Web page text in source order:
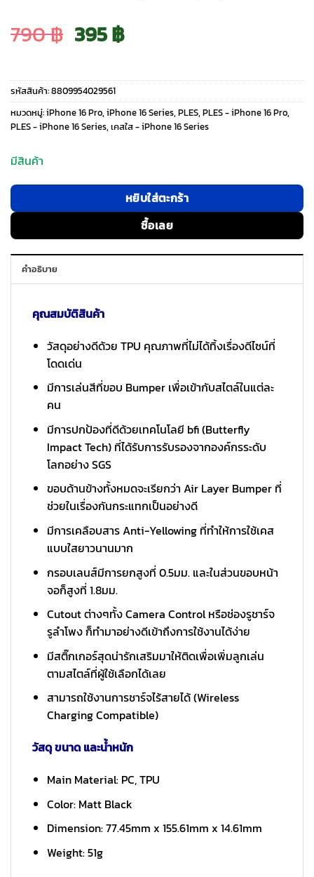
790฿ Original
price
was:
395฿Current
price
is:
รหัสสินค้า:8809954029561
หมวดหมู่:iPhone 16 Pro, iPhone 16 Series, PLES, PLES - iPhone 16 Pro,
PLES - iPhone 16 Series, เคสใส - iPhone 16 Series
มีสินค้า
หยิบใส่ตะกร้า
ซื้อเลย
คำอธิบาย
คุณสมบัติสินค้า
วัสดุอย่างดีด้วย TPU คุณภาพที่ไม่ได้ทิ้งเรื่องดีไซน์ที่
โดดเด่น
มีการเล่นสีที่ขอบ Bumper เพื่อเข้ากับสไตล์ในแต่ละ
คน
มีการปกป้องที่ดีด้วยเทคโนโลยี bfi (Butterfly
Impact Tech) ที่ได้รับการรับรองจากองค์กรระดับ
โลกอย่าง SGS
ขอบด้านข้างทั้งหมดจะเรียกว่า Air Layer Bumper ที่
ช่วยในเรื่องกันกระแทกเป็นอย่างดี
มีการเคลือบสาร Anti-Yellowing ที่ทำให้การใช้เคส
แบบใสยาวนานมาก
กรอบเลนส์มีการยกสูงที่ 0.5มม. และในส่วนขอบหน้า
จอก็สูงที่ 1.8มม.
Cutout ต่างๆทั้ง Camera Control หรือช่องรูชาร์จ
รูลำโพง ก็ทำมาอย่างดีเข้าถึงการใช้งานได้ง่าย
มีสติ๊กเกอร์สุดน่ารักเสริมมาให้ติดเพื่อเพิ่มลูกเล่น
ตามสไตล์ที่ผู้ใช้เลือกได้เลย
สามารถใช้งานการชาร์จไร้สายได้ (Wireless
Charging Compatible)
วัสดุ ขนาด และน้ำหนัก
Main Material: PC, TPU
Color: Matt Black
Dimension: 77.45mm x 155.61mm x 14.61mm
Weight: 51g